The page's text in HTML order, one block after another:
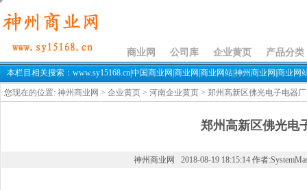
商业网 公司库 企业黄页 产品分类
本栏目相关搜索：www.sy15168.cn|中国商业网|商业网|商业网站|神州商业网|商业网
您现在的位置: 神州商业网 > 企业黄页 > 河南企业黄页 > 郑州高新区佛光电子电器厂
郑州高新区佛光电
神州商业网 2018-08-19 18:15:14 作者